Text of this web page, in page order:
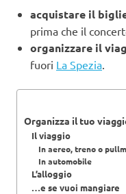
acquistare il
prima che il
organizzare il
fuori La Spezia
Organizza il tuo
Il viaggio
In aereo, treno o
In automobile
L’alloggio
…e se vuoi mangiare